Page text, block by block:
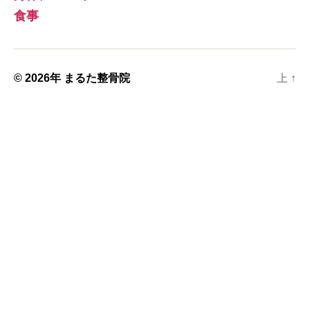
食事
© 2026年 まるた整骨院 上 ↑